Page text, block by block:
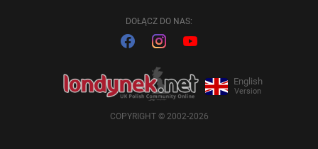
DOŁĄCZ DO NAS:
English
Version
COPYRIGHT © 2002-2026